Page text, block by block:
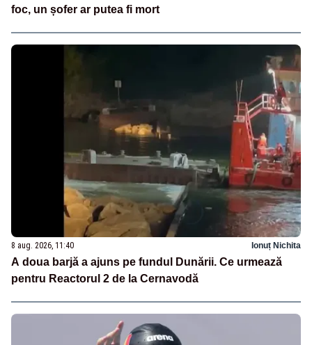
foc, un șofer ar putea fi mort
8 aug. 2026, 11:40 Ionuț Nichita
A doua barjă a ajuns pe fundul Dunării. Ce urmează
pentru Reactorul 2 de la Cernavodă